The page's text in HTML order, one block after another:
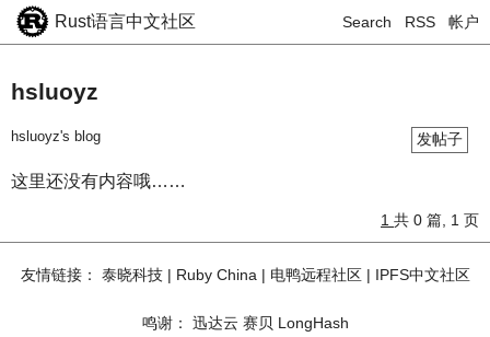
Rust语言中文社区 Search RSS 帐户
hsluoyz
发帖子
hsluoyz's blog
这里还没有内容哦……
1 共 0 篇, 1 页
友情链接： 泰晓科技| Ruby China | 电鸭远程社区| IPFS中文社区
鸣谢： 迅达云 赛贝 LongHash